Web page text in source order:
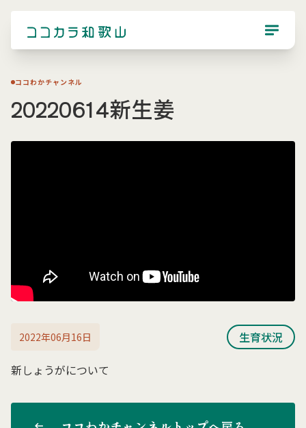
ココわかチャンネル
20220614新生姜
2022年06月16日
生育状況
新しょうがについて